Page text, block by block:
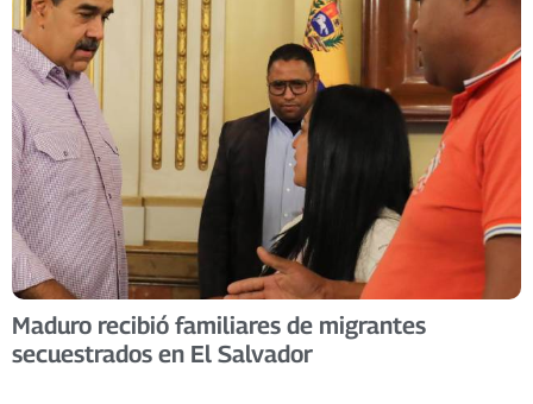
Maduro recibió familiares de migrantes
secuestrados en El Salvador